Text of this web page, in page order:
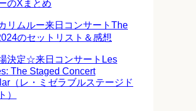
のXまとめ
リムルー来日コンサートThe
のセットリスト＆感想
決定☆来日コンサートLes
The Staged Concert
（レ・ミゼラブルステージド
）